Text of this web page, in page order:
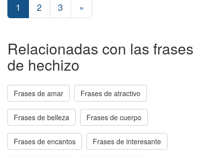
1 2 3 »
Relacionadas con las frases
de hechizo
Frases de amar Frases de atractivo
Frases de belleza Frases de cuerpo
Frases de encantos Frases de interesante